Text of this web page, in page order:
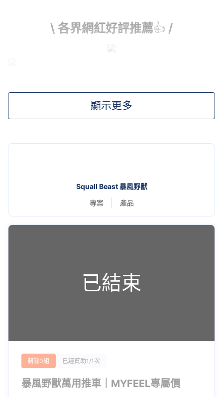
\ 各界網紅好評推薦👍 /
辦活動、外拍攝影，器材又多又重？
全家出遊野餐、釣魚、露營，超多裝備需要帶？
Squall Beast 暴風野獸
暴風野獸萬用推車
大食量載物，超敏捷背負！
顯示更多
Squall Beast 暴風野獸
專案
產品
已結束
剩餘0組 已經贊助1/1次
暴風野獸萬用推車｜MYFEEL專屬價